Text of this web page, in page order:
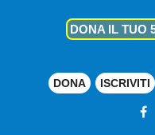
DONA IL TUO
DONA ISCRIVITI